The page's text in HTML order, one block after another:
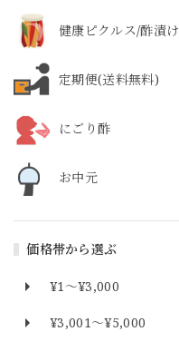
健康ピクルス/酢漬け
定期便(送料無料)
にごり酢
お中元
価格帯から選ぶ
¥1〜¥3,000
¥3,001〜¥5,000